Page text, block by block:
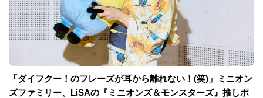
「ダイフクー！のフレーズが耳から離れない！(笑)」ミニオン
ズファミリー、LiSAの『ミニオンズ＆モンスターズ』推しポ